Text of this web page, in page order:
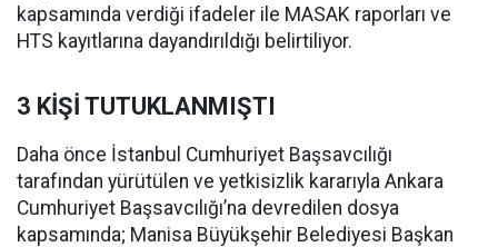
kapsamında verdiği ifadeler ile MASAK raporları ve
HTS kayıtlarına dayandırıldığı belirtiliyor.
3 KİŞİ TUTUKLANMIŞTI
Daha önce İstanbul Cumhuriyet Başsavcılığı
tarafından yürütülen ve yetkisizlik kararıyla Ankara
Cumhuriyet Başsavcılığı’na devredilen dosya
kapsamında; Manisa Büyükşehir Belediyesi Başkan